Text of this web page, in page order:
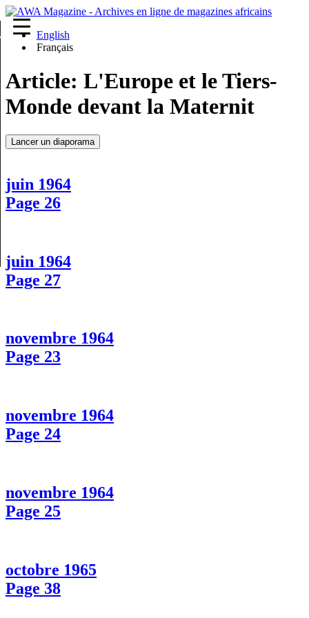
English
Français
Article: L'Europe et le Tiers-
Monde devant la Maternit
Lancer un diaporama
juin 1964
Page 26
juin 1964
Page 27
novembre 1964
Page 23
novembre 1964
Page 24
novembre 1964
Page 25
octobre 1965
Page 38